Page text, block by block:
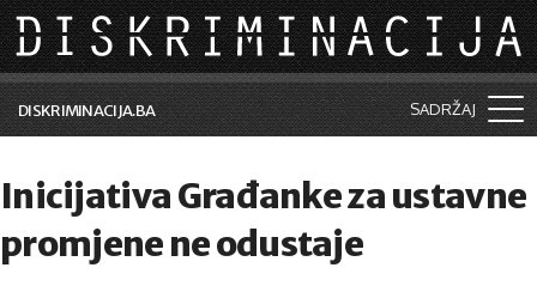
Skip to main content
DISKRIMINACIJA.BA SADRŽAJ
Vijesti i događaji
Aktuelne teme
Inicijativa Građanke za ustavne
promjene ne odustaje